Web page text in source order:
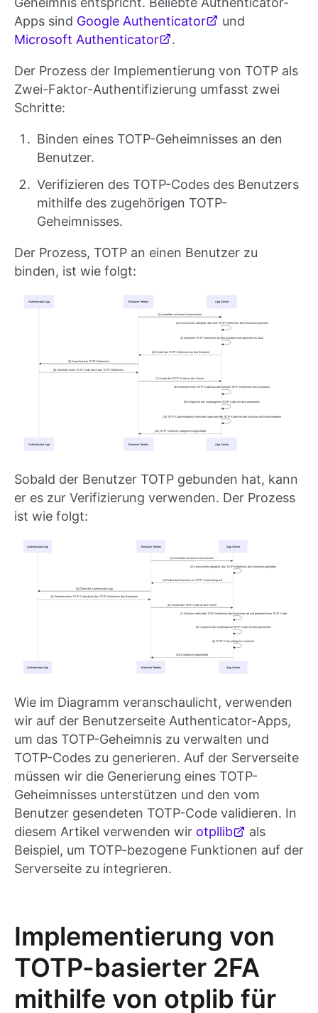
Apps sind Google Authenticator
und
Microsoft Authenticator
.
Der Prozess der Implementierung von TOTP als
Zwei-Faktor-Authentifizierung umfasst zwei
Schritte:
Binden eines TOTP-Geheimnisses an den
Benutzer.
Verifizieren des TOTP-Codes des Benutzers
mithilfe des zugehörigen TOTP-
Geheimnisses.
Der Prozess, TOTP an einen Benutzer zu
binden, ist wie folgt:
Sobald der Benutzer TOTP gebunden hat, kann
er es zur Verifizierung verwenden. Der Prozess
ist wie folgt:
Wie im Diagramm veranschaulicht, verwenden
wir auf der Benutzerseite Authenticator-Apps,
um das TOTP-Geheimnis zu verwalten und
TOTP-Codes zu generieren. Auf der Serverseite
müssen wir die Generierung eines TOTP-
Geheimnisses unterstützen und den vom
Benutzer gesendeten TOTP-Code validieren. In
diesem Artikel verwenden wir otpllib
als
Beispiel, um TOTP-bezogene Funktionen auf der
Serverseite zu integrieren.
Implementierung von
TOTP-basierter 2FA
mithilfe von otplib für